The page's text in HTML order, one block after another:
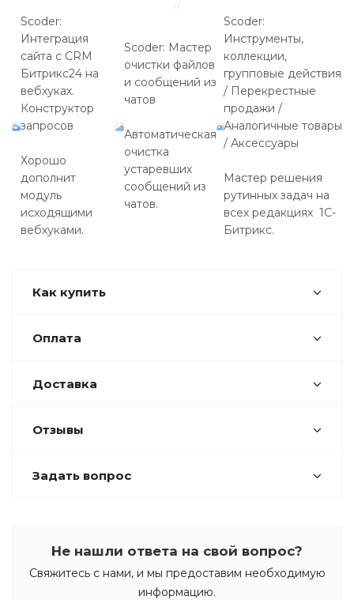
Scoder:
Интеграция
сайта с CRM
Битрикс24 на
вебхуках.
Конструктор
запросов
Хорошо
дополнит
модуль
исходящими
вебхуками.
Scoder: Мастер
очистки файлов
и сообщений из
чатов
Автоматическая
очистка
устаревших
сообщений из
чатов.
Scoder:
Инструменты,
коллекции,
групповые действия
/ Перекрестные
продажи /
Аналогичные товары
/ Аксессуары
Мастер решения
рутинных задач на
всех редакциях 1С-
Битрикс.
Как купить
Оплата
Доставка
Отзывы
Задать вопрос
Не нашли ответа на свой вопрос?
Свяжитесь с нами, и мы предоставим необходимую
информацию.